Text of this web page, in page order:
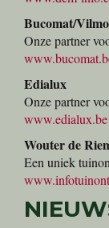
Bucomat/
Onze partner
Edialux
Onze partner
www.edialux.be
Wouter de
Een uniek